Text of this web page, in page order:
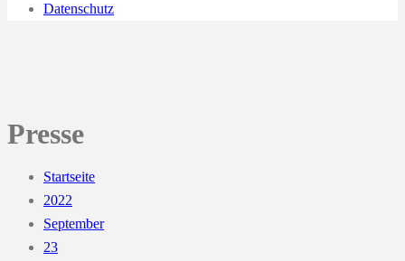
Datenschutz
Presse
Startseite
2022
September
23